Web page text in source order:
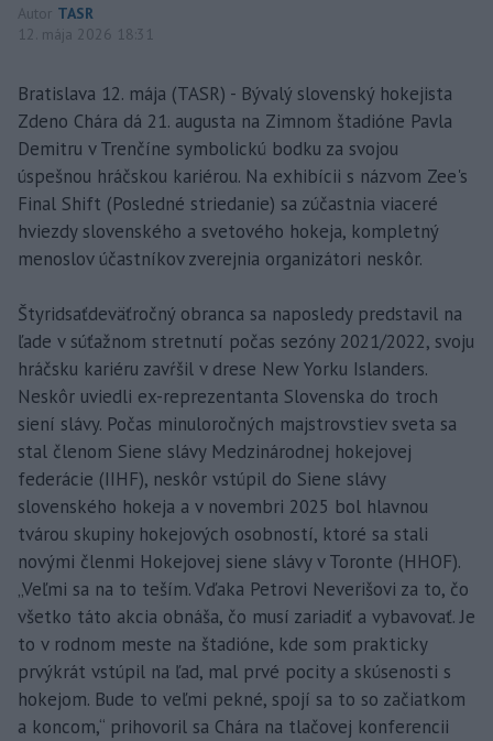
Autor TASR
12. mája 2026 18:31
Bratislava 12. mája (TASR) - Bývalý slovenský hokejista
Zdeno Chára dá 21. augusta na Zimnom štadióne Pavla
Demitru v Trenčíne symbolickú bodku za svojou
úspešnou hráčskou kariérou. Na exhibícii s názvom Zee's
Final Shift (Posledné striedanie) sa zúčastnia viaceré
hviezdy slovenského a svetového hokeja, kompletný
menoslov účastníkov zverejnia organizátori neskôr.
Štyridsaťdeväťročný obranca sa naposledy predstavil na
ľade v súťažnom stretnutí počas sezóny 2021/2022, svoju
hráčsku kariéru zavŕšil v drese New Yorku Islanders.
Neskôr uviedli ex-reprezentanta Slovenska do troch
siení slávy. Počas minuloročných majstrovstiev sveta sa
stal členom Siene slávy Medzinárodnej hokejovej
federácie (IIHF), neskôr vstúpil do Siene slávy
slovenského hokeja a v novembri 2025 bol hlavnou
tvárou skupiny hokejových osobností, ktoré sa stali
novými členmi Hokejovej siene slávy v Toronte (HHOF).
„Veľmi sa na to teším. Vďaka Petrovi Neverišovi za to, čo
všetko táto akcia obnáša, čo musí zariadiť a vybavovať. Je
to v rodnom meste na štadióne, kde som prakticky
prvýkrát vstúpil na ľad, mal prvé pocity a skúsenosti s
hokejom. Bude to veľmi pekné, spojí sa to so začiatkom
a koncom,“ prihovoril sa Chára na tlačovej konferencii